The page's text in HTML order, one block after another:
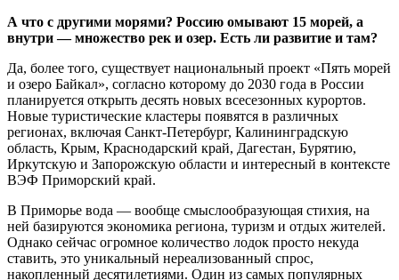
А что с другими морями? Россию омывают 15 морей, а
внутри — множество рек и озер. Есть ли развитие и там?
Да, более того, существует национальный проект «Пять морей
и озеро Байкал», согласно которому до 2030 года в России
планируется открыть десять новых всесезонных курортов.
Новые туристические кластеры появятся в различных
регионах, включая Санкт-Петербург, Калининградскую
область, Крым, Краснодарский край, Дагестан, Бурятию,
Иркутскую и Запорожскую области и интересный в контексте
ВЭФ Приморский край.
В Приморье вода — вообще смыслообразующая стихия, на
ней базируются экономика региона, туризм и отдых жителей.
Однако сейчас огромное количество лодок просто некуда
ставить, это уникальный нереализованный спрос,
накопленный десятилетиями. Один из самых популярных